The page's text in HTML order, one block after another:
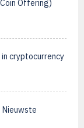
Offering)
cryptocurrency